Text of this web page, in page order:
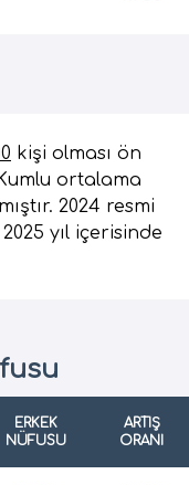
kişi olması ön
ortalama
2024 resmi
yıl içerisinde
ERKEK
NÜFUSU
ARTIŞ
ORANI